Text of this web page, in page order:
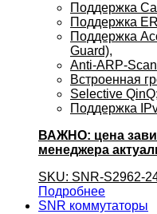
Поддержка
Поддержка
Поддержка
Guard),
Anti-ARP-
Встроенная
Selective QinQ;
Поддержка
ВАЖНО: цена
менеджера
SKU: SNR-S2962-
Подробнее
SNR коммутаторы